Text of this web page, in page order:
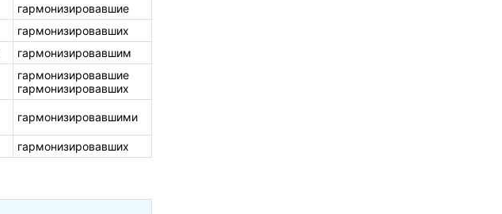
гармонизировавшие
гармонизировавших
гармонизировавшим
гармонизировавшие
гармонизировавших
гармонизировавшими
гармонизировавших